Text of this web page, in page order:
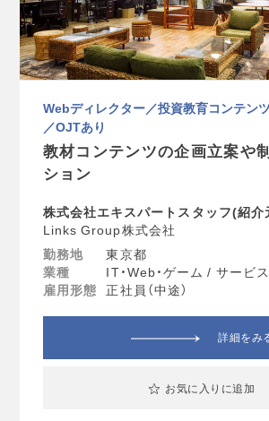
Webディレクター／投資教育コンテン
／OJTあり
教材コンテンツの企画立案や
ション
株式会社エキスパートスタッフ(紹介
Links Group株式会社
勤務地
東京都
業種
IT・Web・ゲーム / サービ
雇用形態 正社員（中途）
詳細をみ
お気に入りに追加